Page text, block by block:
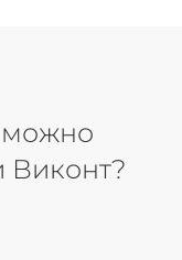
Виконт?